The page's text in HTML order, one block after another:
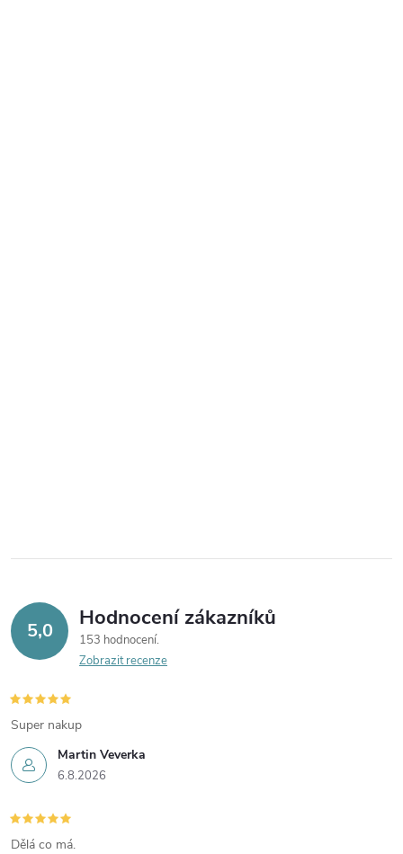
5,0 Hodnocení zákazníků
153 hodnocení
Zobrazit recenze
Martin Veverka
6.8.2026
Super nakup
Dělá co má.